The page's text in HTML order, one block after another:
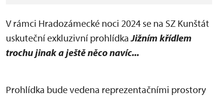
V rámci Hradozámecké noci 2024 se na SZ Kunštát
uskuteční exkluzivní prohlídkaJižním křídlem
trochu jinak a ještě něco navíc...
Prohlídka bude vedena reprezentačními prostory